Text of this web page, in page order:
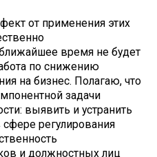
от применения этих
время не будет
по снижению
на бизнес. Полагаю, что
задачи
выявить и устранить
регулирования
и должностных лиц